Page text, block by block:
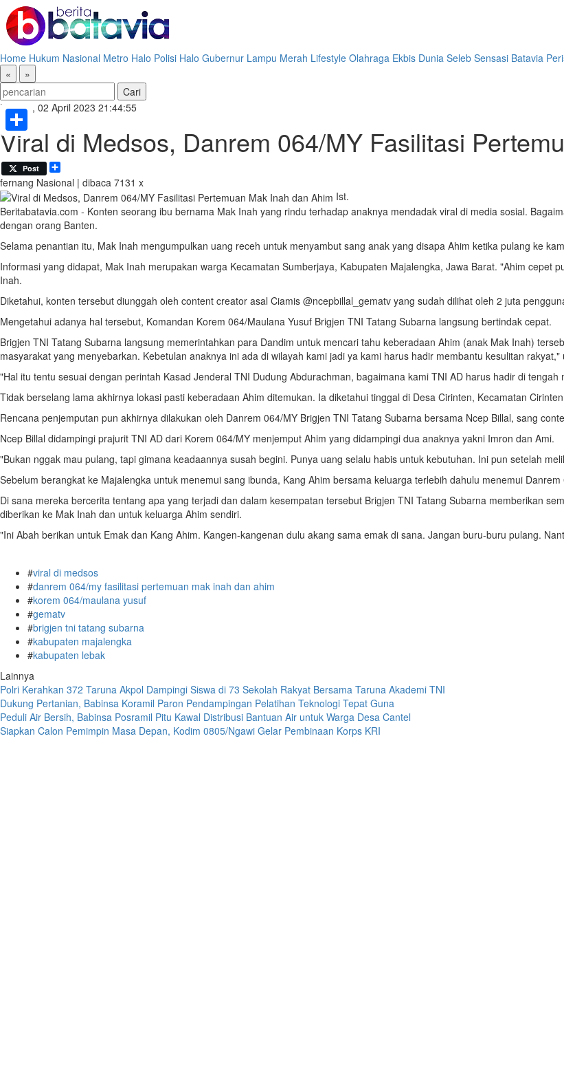
Home Hukum Nasional Metro Halo Polisi Halo Gubernur Lampu Merah Lifestyle Olahraga Ekbis Dunia Seleb Sensasi Batavia
«
»
Minggu, 02 April 2023 21:44:55
Viral di Medsos, Danrem 064/MY Fasilitasi
Post
fernang Nasional | dibaca 7131 x
Ist.
Beritabatavia.com - Konten seorang ibu bernama Mak Inah yang rindu terhadap anaknya mendadak viral di media sosial.
dengan orang Banten.
Selama penantian itu, Mak Inah mengumpulkan uang receh untuk menyambut sang anak yang disapa Ahim ketika pulang ke
Informasi yang didapat, Mak Inah merupakan warga Kecamatan Sumberjaya, Kabupaten Majalengka, Jawa Barat. "Ahim cepet
Inah.
Diketahui, konten tersebut diunggah oleh content creator asal Ciamis @ncepbillal_gematv yang sudah dilihat oleh 2 juta
Mengetahui adanya hal tersebut, Komandan Korem 064/Maulana Yusuf Brigjen TNI Tatang Subarna langsung bertindak cepat.
Brigjen TNI Tatang Subarna langsung memerintahkan para Dandim untuk mencari tahu keberadaan Ahim (anak Mak Inah)
masyarakat yang menyebarkan. Kebetulan anaknya ini ada di wilayah kami jadi ya kami harus hadir membantu kesulitan rakyat,"
"Hal itu tentu sesuai dengan perintah Kasad Jenderal TNI Dudung Abdurachman, bagaimana kami TNI AD harus hadir di
Tidak berselang lama akhirnya lokasi pasti keberadaan Ahim ditemukan. Ia diketahui tinggal di Desa Cirinten, Kecamatan
Rencana penjemputan pun akhirnya dilakukan oleh Danrem 064/MY Brigjen TNI Tatang Subarna bersama Ncep Billal, sang
Ncep Billal didampingi prajurit TNI AD dari Korem 064/MY menjemput Ahim yang didampingi dua anaknya yakni Imron dan Ami.
"Bukan nggak mau pulang, tapi gimana keadaannya susah begini. Punya uang selalu habis untuk kebutuhan. Ini pun setelah
Sebelum berangkat ke Majalengka untuk menemui sang ibunda, Kang Ahim bersama keluarga terlebih dahulu menemui
Di sana mereka bercerita tentang apa yang terjadi dan dalam kesempatan tersebut Brigjen TNI Tatang Subarna memberikan
diberikan ke Mak Inah dan untuk keluarga Ahim sendiri.
"Ini Abah berikan untuk Emak dan Kang Ahim. Kangen-kangenan dulu akang sama emak di sana. Jangan buru-buru pulang.
Share
#viral di medsos
#danrem 064/my fasilitasi pertemuan mak inah dan ahim
#korem 064/maulana yusuf
#gematv
#brigjen tni tatang subarna
#kabupaten majalengka
#kabupaten lebak
Lainnya
Polri Kerahkan 372 Taruna Akpol Dampingi Siswa di 73 Sekolah Rakyat Bersama Taruna Akademi TNI
Dukung Pertanian, Babinsa Koramil Paron Pendampingan Pelatihan Teknologi Tepat Guna
Peduli Air Bersih, Babinsa Posramil Pitu Kawal Distribusi Bantuan Air untuk Warga Desa Cantel
Siapkan Calon Pemimpin Masa Depan, Kodim 0805/Ngawi Gelar Pembinaan Korps KRI